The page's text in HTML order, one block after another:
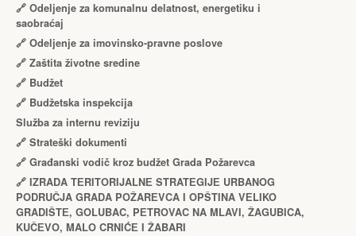
🔗 Odeljenje za komunalnu delatnost, energetiku i
saobraćaj
🔗 Odeljenje za imovinsko-pravne poslove
🔗 Zaštita životne sredine
🔗 Budžet
🔗 Budžetska inspekcija
Služba za internu reviziju
🔗 Strateški dokumenti
🔗 Građanski vodič kroz budžet Grada Požarevca
🔗 IZRADA TЕRITORIJALNЕ STRATЕGIJЕ URBANOG
PODRUČJA GRADA POŽARЕVCA I OPŠTINA VЕLIKO
GRADIŠTЕ, GOLUBAC, PЕTROVAC NA MLAVI, ŽAGUBICA,
KUČЕVO, MALO CRNIĆЕ I ŽABARI